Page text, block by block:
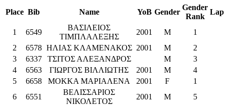
Place Bib Name YoB Gender
Gender
Rank
Lap
1 6549
ΒΑΣΙΛΕΙΟΣ
ΤΙΜΠΛΑΛΕΞΗΣ
2001 M
1
2
6578 ΗΛΙΑΣ ΚΛΑΜΕΝΑΚΟΣ 2001 M
2
3
6337 ΤΣΙΤΟΣ ΑΛΕΞΑΝΔΡΟΣ M
3
4
6563 ΓΙΩΡΓΟΣ ΒΙΛΛΙΩΤΗΣ 2001 M
4
5
6658 ΜΟΚΚΑ ΜΑΡΙΑΛΕΝΑ 2001 F
1
6
6551
ΒΕΛΙΣΣΑΡΙΟΣ
ΝΙΚΟΛΕΤΟΣ
2001 M 5